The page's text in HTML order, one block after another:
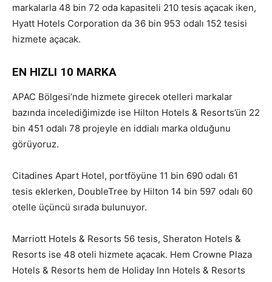
markalarla 48 bin 72 oda kapasiteli 210 tesis açacak iken,
Hyatt Hotels Corporation da 36 bin 953 odalı 152 tesisi
hizmete açacak.
EN HIZLI 10 MARKA
APAC Bölgesi’nde hizmete girecek otelleri markalar
bazında incelediğimizde ise Hilton Hotels & Resorts’ün 22
bin 451 odalı 78 projeyle en iddialı marka olduğunu
görüyoruz.
Citadines Apart Hotel, portföyüne 11 bin 690 odalı 61
tesis eklerken, DoubleTree by Hilton 14 bin 597 odalı 60
otelle üçüncü sırada bulunuyor.
Marriott Hotels & Resorts 56 tesis, Sheraton Hotels &
Resorts ise 48 oteli hizmete açacak. Hem Crowne Plaza
Hotels & Resorts hem de Holiday Inn Hotels & Resorts